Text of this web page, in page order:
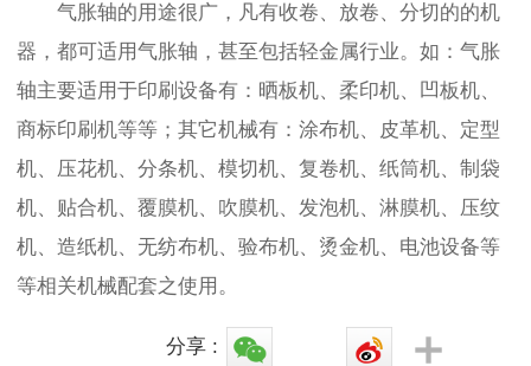
气胀轴的用途很广，凡有收卷、放卷、分切的的机
器，都可适用气胀轴，甚至包括轻金属行业。如：气胀
轴主要适用于印刷设备有：晒板机、柔印机、凹板机、
商标印刷机等等；其它机械有：涂布机、皮革机、定型
机、压花机、分条机、模切机、复卷机、纸筒机、制袋
机、贴合机、覆膜机、吹膜机、发泡机、淋膜机、压纹
机、造纸机、无纺布机、验布机、烫金机、电池设备等
等相关机械配套之使用。
分享 :